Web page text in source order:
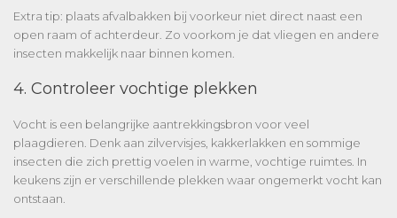
Extra tip: plaats afvalbakken bij voorkeur niet direct naast een
open raam of achterdeur. Zo voorkom je dat vliegen en andere
insecten makkelijk naar binnen komen.
4. Controleer vochtige plekken
Vocht is een belangrijke aantrekkingsbron voor veel
plaagdieren. Denk aan zilvervisjes, kakkerlakken en sommige
insecten die zich prettig voelen in warme, vochtige ruimtes. In
keukens zijn er verschillende plekken waar ongemerkt vocht kan
ontstaan.